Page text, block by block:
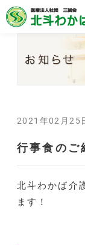
2021年02月25
行事食のご
北斗わかば介
ます！